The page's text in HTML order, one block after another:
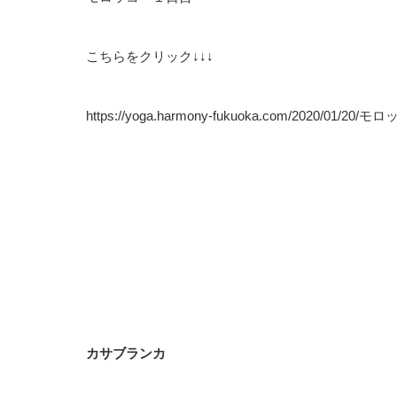
こちらをクリック↓↓↓
https://yoga.harmony-fukuoka.com/2020/01/20/モロ
カサブランカ